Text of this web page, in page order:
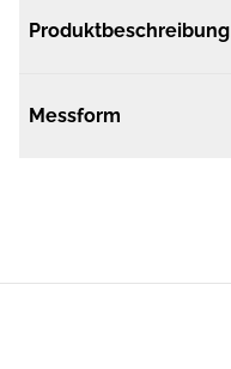
Produktbeschreibung
Messform